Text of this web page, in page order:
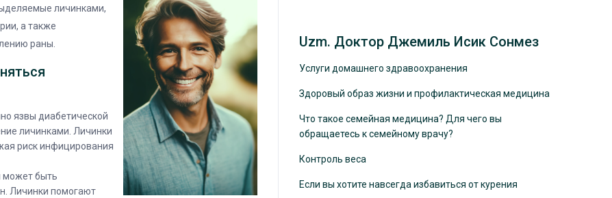
личинками,
а также
раны.
язвы диабетической
личинками. Личинки
риск инфицирования
может быть
Личинки помогают
Uzm. Доктор Джемиль Исик Сонмез
Услуги домашнего здравоохранения
Здоровый образ жизни и профилактическая медицина
Что такое семейная медицина? Для чего вы
обращаетесь к семейному врачу?
Контроль веса
Если вы хотите навсегда избавиться от курения